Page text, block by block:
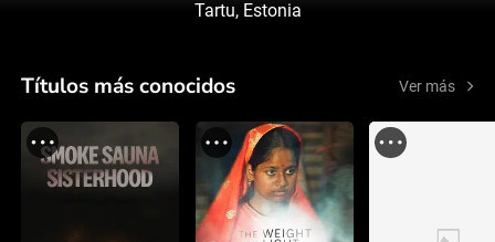
Tartu, Estonia
Títulos más conocidos Ver más